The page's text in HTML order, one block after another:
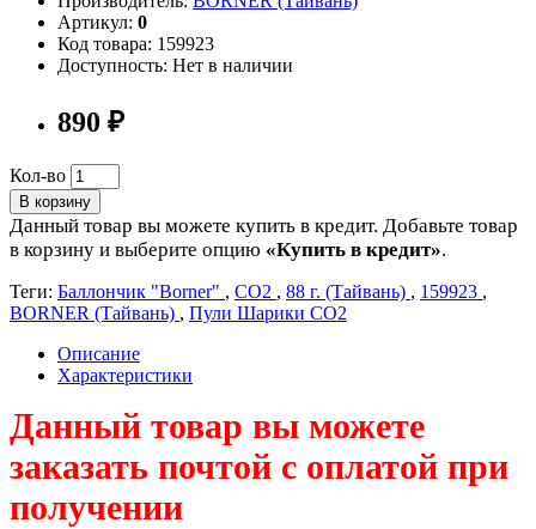
Артикул: 0
Код товара: 159923
Доступность: Нет в наличии
890 ₽
Кол-во
В корзину
Данный товар вы можете купить в кредит. Добавьте товар
в корзину и выберите опцию «Купить в кредит».
Теги: Баллончик "Borner" , СО2 , 88 г. (Тайвань) , 159923 ,
BORNER (Тайвань) , Пули Шарики СО2
Описание
Характеристики
Данный товар вы можете
заказать почтой с оплатой при
получении